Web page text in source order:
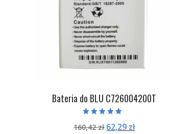
Bateria do BLU C726004200T
5.00
na 5
160,42zł Pierwotna
62,29 złAktualna